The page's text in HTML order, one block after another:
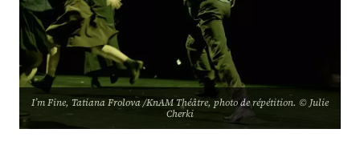
I’m Fine, Tatiana Frolova /KnAM Théâtre, photo de répétition. © Julie
Cherki